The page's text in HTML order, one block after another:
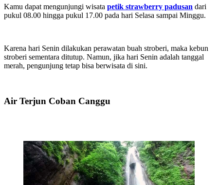
Kamu dapat mengunjungi wisata petik strawberry padusan dari
pukul 08.00 hingga pukul 17.00 pada hari Selasa sampai Minggu.
Karena hari Senin dilakukan perawatan buah stroberi, maka kebun
stroberi sementara ditutup. Namun, jika hari Senin adalah tanggal
merah, pengunjung tetap bisa berwisata di sini.
Air Terjun Coban Canggu